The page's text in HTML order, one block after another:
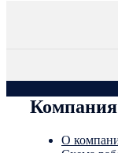
Компания
О